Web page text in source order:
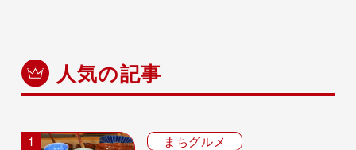
人気の記事
まちグルメ